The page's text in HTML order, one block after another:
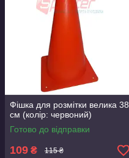
Фішка для розмітки велика 38
см (колір: червоний)
Готово до відправки
109 ₴ 115 ₴